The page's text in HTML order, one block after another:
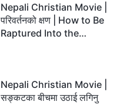
Nepali Christian Movie |
परिवर्तनको क्षण | How to Be
Raptured Into the
Nepali Christian Movie |
सङ्कटका बीचमा उठाई लगिनु